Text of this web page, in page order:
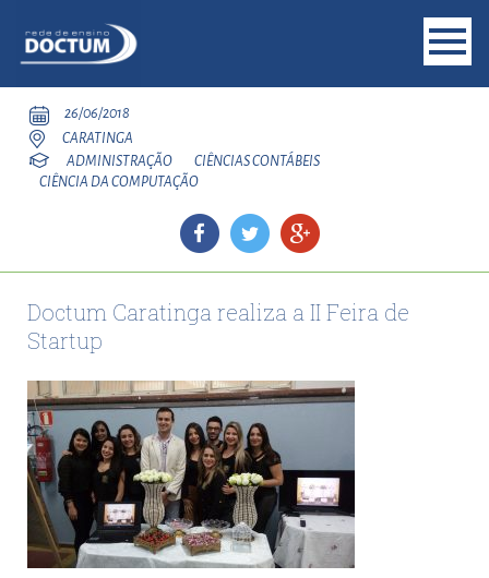
26/06/2018
CARATINGA
ADMINISTRAÇÃO
CIÊNCIAS CONTÁBEIS
CIÊNCIA DA COMPUTAÇÃO
Doctum Caratinga realiza a II Feira de
Startup